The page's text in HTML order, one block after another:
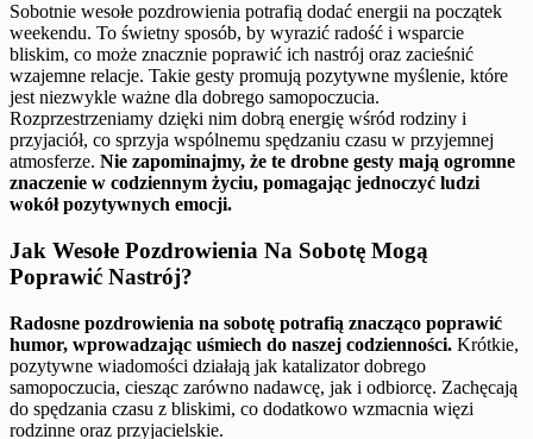
Sobotnie wesołe pozdrowienia potrafią dodać energii na początek
weekendu. To świetny sposób, by wyrazić radość i wsparcie
bliskim, co może znacznie poprawić ich nastrój oraz zacieśnić
wzajemne relacje. Takie gesty promują pozytywne myślenie, które
jest niezwykle ważne dla dobrego samopoczucia.
Rozprzestrzeniamy dzięki nim dobrą energię wśród rodziny i
przyjaciół, co sprzyja wspólnemu spędzaniu czasu w przyjemnej
atmosferze. Nie zapominajmy, że te drobne gesty mają ogromne
znaczenie w codziennym życiu, pomagając jednoczyć ludzi
wokół pozytywnych emocji.
Jak Wesołe Pozdrowienia Na Sobotę Mogą
Poprawić Nastrój?
Radosne pozdrowienia na sobotę potrafią znacząco poprawić
humor, wprowadzając uśmiech do naszej codzienności. Krótkie,
pozytywne wiadomości działają jak katalizator dobrego
samopoczucia, ciesząc zarówno nadawcę, jak i odbiorcę. Zachęcają
do spędzania czasu z bliskimi, co dodatkowo wzmacnia więzi
rodzinne oraz przyjacielskie.